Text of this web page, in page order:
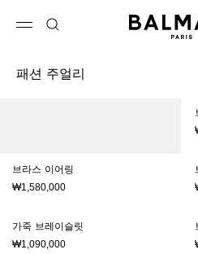
패션 주얼리
브라스 이어링
₩1,580,000
가죽 브레이슬릿
₩1,090,000